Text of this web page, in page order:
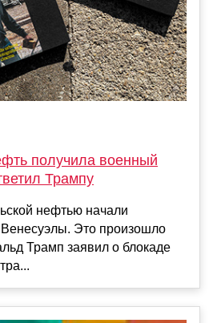
получила военный
Трампу
нефтью начали
Это произошло
Трамп заявил о блокаде